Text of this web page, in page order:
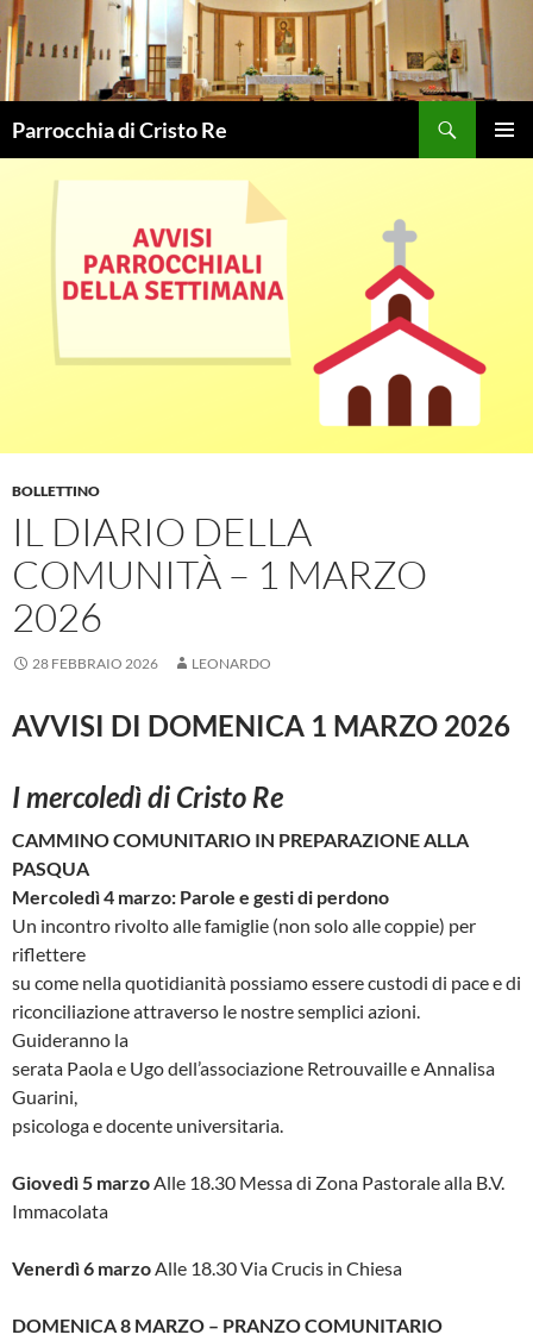
Vai
al
contenuto
Parrocchia di Cristo Re
BOLLETTINO
IL DIARIO DELLA
COMUNITÀ – 1 MARZO
2026
28 FEBBRAIO 2026 LEONARDO
AVVISI DI DOMENICA 1 MARZO 2026
I mercoledì di Cristo Re
CAMMINO COMUNITARIO IN PREPARAZIONE ALLA
PASQUA
Mercoledì 4 marzo: Parole e gesti di perdono
Un incontro rivolto alle famiglie (non solo alle coppie) per
riflettere
su come nella quotidianità possiamo essere custodi di pace e di
riconciliazione attraverso le nostre semplici azioni.
Guideranno la
serata Paola e Ugo dell’associazione Retrouvaille e Annalisa
Guarini,
psicologa e docente universitaria.
Giovedì 5 marzoAlle 18.30 Messa di Zona Pastorale alla B.V.
Immacolata
Venerdì 6 marzoAlle 18.30 Via Crucis in Chiesa
DOMENICA 8 MARZO – PRANZO COMUNITARIO